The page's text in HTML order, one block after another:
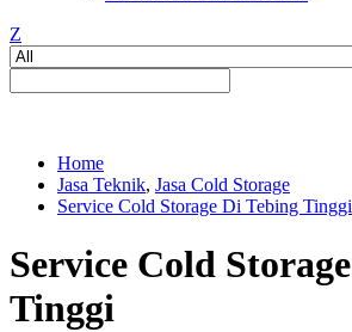
Z
Home
Jasa Teknik, Jasa Cold Storage
Service Cold Storage Di Tebing Tinggi
Service Cold
Tinggi